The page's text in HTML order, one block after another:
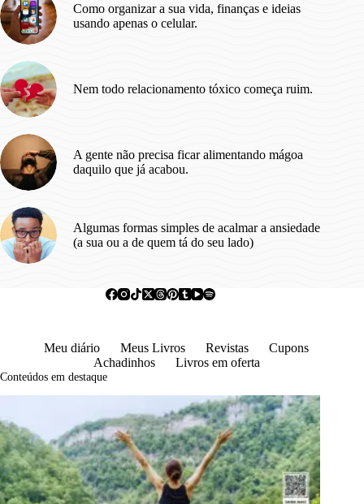
Como organizar a sua vida, finanças e ideias
usando apenas o celular.
Nem todo relacionamento tóxico começa ruim.
A gente não precisa ficar alimentando mágoa
daquilo que já acabou.
Algumas formas simples de acalmar a ansiedade
(a sua ou a de quem tá do seu lado)
Meu diário Meus Livros Revistas
Cupons
Achadinhos
Livros em oferta
Conteúdos em destaque